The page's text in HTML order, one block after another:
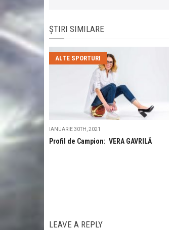
ȘTIRI SIMILARE
ALTE SPORTURI
IANUARIE 30TH, 2021
Profil de Campion: VERA GAVRILĂ
LEAVE A REPLY